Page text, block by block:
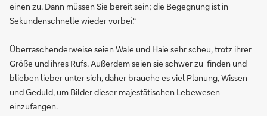
einen zu. Dann müssen Sie bereit sein; die Begegnung ist in
Sekundenschnelle wieder vorbei.“
Überraschenderweise seien Wale und Haie sehr scheu, trotz ihrer
Größe und ihres Rufs. Außerdem seien sie schwer zu finden und
blieben lieber unter sich, daher brauche es viel Planung, Wissen
und Geduld, um Bilder dieser majestätischen Lebewesen
einzufangen.